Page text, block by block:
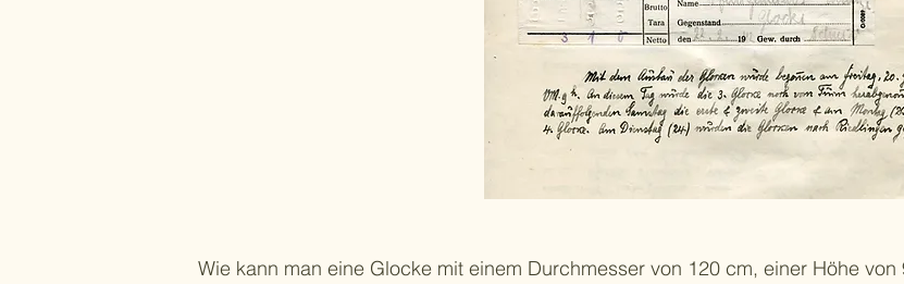
​Wie kann man eine Glocke mit einem Durchmesser von 120 cm, einer Höhe